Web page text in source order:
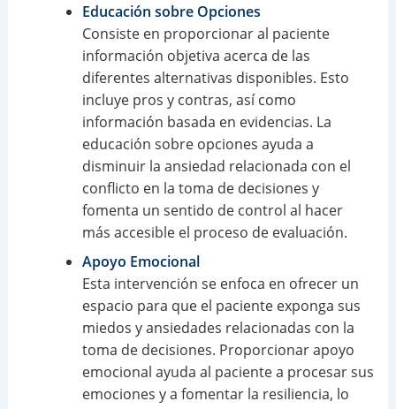
Educación sobre Opciones
Consiste en proporcionar al paciente
información objetiva acerca de las
diferentes alternativas disponibles. Esto
incluye pros y contras, así como
información basada en evidencias. La
educación sobre opciones ayuda a
disminuir la ansiedad relacionada con el
conflicto en la toma de decisiones y
fomenta un sentido de control al hacer
más accesible el proceso de evaluación.
Apoyo Emocional
Esta intervención se enfoca en ofrecer un
espacio para que el paciente exponga sus
miedos y ansiedades relacionadas con la
toma de decisiones. Proporcionar apoyo
emocional ayuda al paciente a procesar sus
emociones y a fomentar la resiliencia, lo